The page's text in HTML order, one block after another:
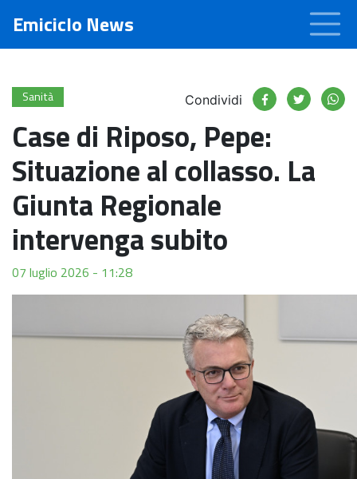
Emiciclo News
Sanità Condividi
Case di Riposo, Pepe:
Situazione al collasso. La
Giunta Regionale
intervenga subito
07 luglio 2026 - 11:28